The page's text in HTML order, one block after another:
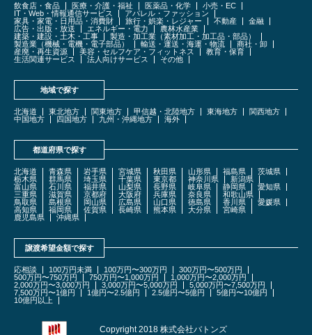
飲食店・食品 医療・介護・福祉 医薬品・化学
小売・EC
IT・Web・情報通信サービス
アパレル・ファッション
家具・家電・日用品・消費財
旅行・娯楽・レジャー 不動産
金融
広告・出版・放送
エネルギー・電力
農林水産業
建築・建設・土木・工事
製造・加工業（素材加工・加工品・部品）
製造業（機械・電機・電子部品）
輸送・運送・海運・物流
商社・卸
産廃・再生資源
美容・セルフケア・フィットネス
教育・保育
生活関連サービス
法人向けサービス その他
地域で探す
北海道 東北地方 関東地方 甲信越・北陸地方 東海地方
関西地方
中国地方
四国地方 九州・沖縄地方 海外
都道府県で探す
北海道 青森県 岩手県 宮城県 秋田県 山形県 福島県
茨城県
栃木県
群馬県 埼玉県 千葉県 東京都 神奈川県
新潟県
富山県
石川県 福井県 山梨県 長野県 岐阜県 静岡県
愛知県
三重県
滋賀県 京都府 大阪府 兵庫県 奈良県
和歌山県
鳥取県
島根県 岡山県 広島県 山口県 徳島県 香川県
愛媛県
高知県
福岡県 佐賀県 長崎県 熊本県 大分県
宮崎県
鹿児島県
沖縄県
譲渡希望金額で探す
応相談 100万円未満 100万円〜300万円
300万円〜500万円
500万円〜750万円
750万円〜1,000万円
1,000万円〜2,000万円
2,000万円〜3,000万円
3,000万円〜5,000万円
5,000万円〜7,500万円
7,500万円〜1億円
1億円〜2.5億円 2.5億円〜5億円
5億円〜10億円
10億円以上
Copyright 2018 株式会社バトンズ